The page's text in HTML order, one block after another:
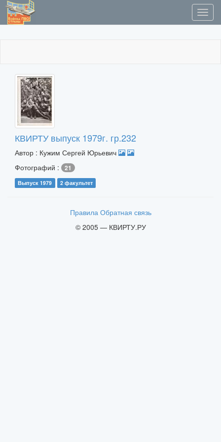
КВИРТУ выпуск 1979г. гр.232
Автор : Кужим Сергей Юрьевич
Фотографий :
21
Выпуск 1979 2 факультет
Правила Обратная связь
© 2005 — КВИРТУ.РУ